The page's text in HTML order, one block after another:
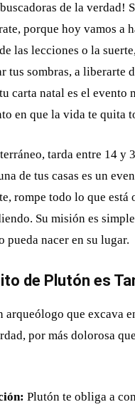
de la verdad!
porque hoy vamos a
las lecciones o la
tus sombras, a liberarte
carta natal es el
en que la vida te quita
tarda entre 14 y
de tus casas es un
rompe todo lo que
Su misión es
pueda nacer en su lugar.
de Plutón es
arqueólogo que excava
por más dolorosa
Plutón te obliga a